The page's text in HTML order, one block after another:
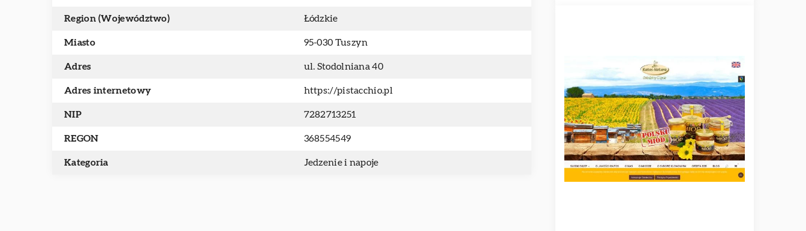
Region (Województwo) Łódzkie
Miasto 95-030 Tuszyn
Adres ul. Stodolniana 40
Adres internetowy https://pistacchio.pl
NIP 7282713251
REGON 368554549
Kategoria Jedzenie i napoje